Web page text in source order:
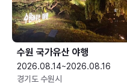
수원 국가유산 야행
2026.08.14~2026.08.16
경기도 수원시